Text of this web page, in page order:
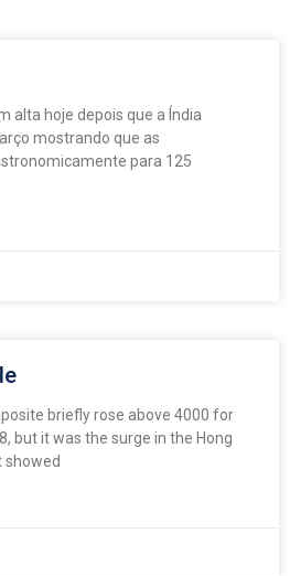
alta hoje depois que a Índia
mostrando que as
para 125
briefly rose above 4000 for
but it was the surge in the Hong
showed